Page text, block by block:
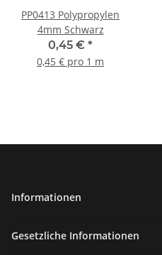
PP0413 Polypropylen
4mm Schwarz
0,45 € *
0,45 € pro 1 m
Informationen
Gesetzliche Informationen